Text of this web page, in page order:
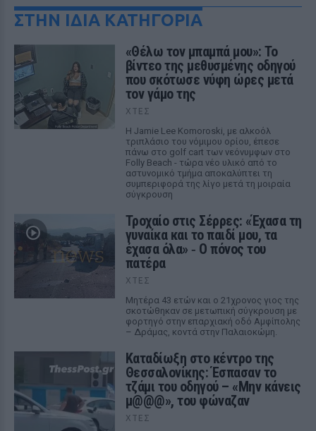
ΣΤΗΝ ΙΔΙΑ ΚΑΤΗΓΟΡΙΑ
«Θέλω τον μπαμπά μου»: Το
βίντεο της μεθυσμένης οδηγού
που σκότωσε νύφη ώρες μετά
τον γάμο της
ΧΤΕΣ
Η Jamie Lee Komoroski, με αλκοόλ
τριπλάσιο του νόμιμου ορίου, έπεσε
πάνω στο golf cart των νεόνυμφων στο
Folly Beach - τώρα νέο υλικό από το
αστυνομικό τμήμα αποκαλύπτει τη
συμπεριφορά της λίγο μετά τη μοιραία
σύγκρουση
Τροχαίο στις Σέρρες: «Έχασα τη
γυναίκα και το παιδί μου, τα
έχασα όλα» ‑ Ο πόνος του
πατέρα
ΧΤΕΣ
Μητέρα 43 ετών και ο 21χρονος γιος της
σκοτώθηκαν σε μετωπική σύγκρουση με
φορτηγό στην επαρχιακή οδό Αμφίπολης
– Δράμας, κοντά στην Παλαιοκώμη.
Καταδίωξη στο κέντρο της
Θεσσαλονίκης: Έσπασαν το
τζάμι του οδηγού – «Μην κάνεις
μ@@@», του φώναζαν
ΧΤΕΣ